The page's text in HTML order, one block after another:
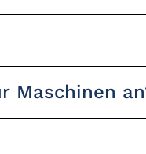
Maschinen